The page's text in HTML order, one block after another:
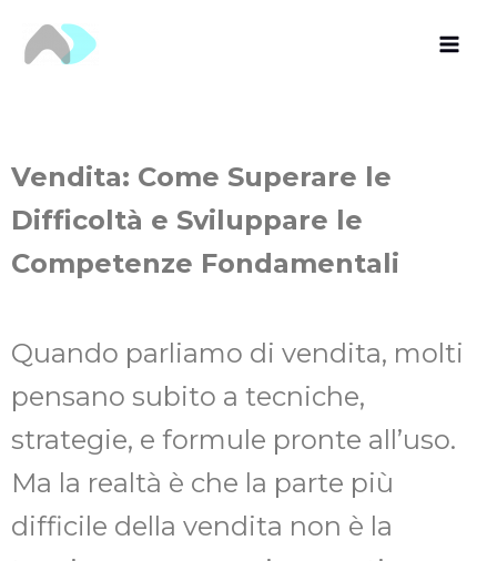
Vendita: Come Superare le
Difficoltà e Sviluppare le
Competenze Fondamentali
Quando parliamo di vendita, molti
pensano subito a tecniche,
strategie, e formule pronte all’uso.
Ma la realtà è che la parte più
difficile della vendita non è la